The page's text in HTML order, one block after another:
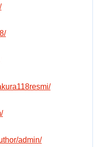
admin/